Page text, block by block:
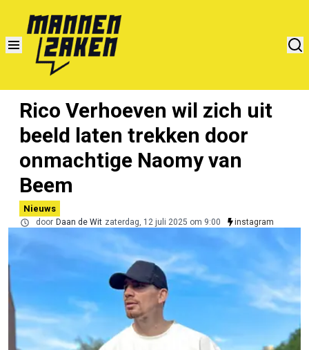
Rico Verhoeven wil zich uit
beeld laten trekken door
onmachtige Naomy van
Beem
Nieuws
door Daan de Wit zaterdag, 12 juli 2025 om 9:00 instagram